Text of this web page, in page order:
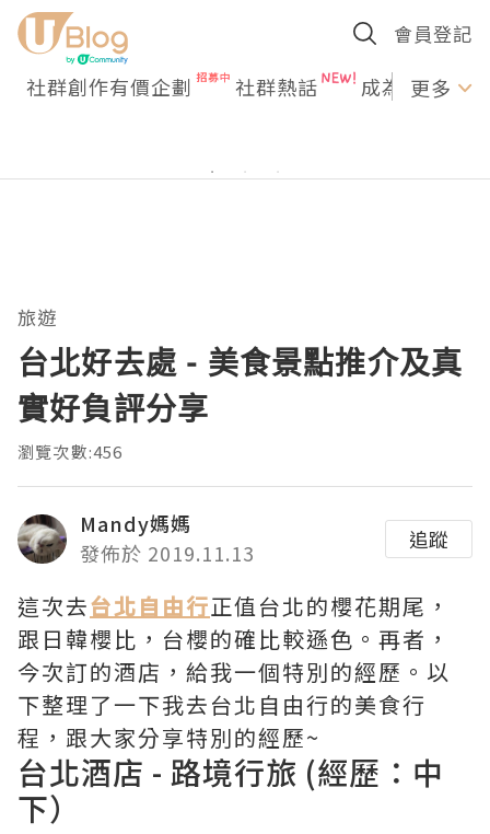
會員登記
社群創作有價企劃 社群熱話 成為U更多
旅遊
台北好去處 - 美食景點推介及真
實好負評分享
瀏覽次數:456
Mandy媽媽
發佈於 2019.11.13
追蹤
這次去台北自由行正值台北的櫻花期尾，
跟日韓櫻比，台櫻的確比較遜色。再者，
今次訂的酒店，給我一個特別的經歷。以
下整理了一下我去台北自由行的美食行
程，跟大家分享特別的經歷~
台北酒店 - 路境行旅 (經歷：中
下）